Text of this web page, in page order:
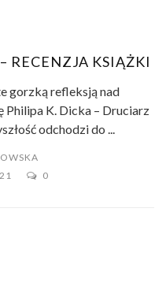
RECENZJA KSIĄŻKI
gorzką refleksją nad
Philipa K. Dicka – Druciarz
odchodzi do ...
0